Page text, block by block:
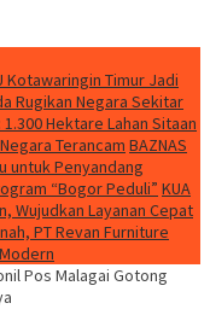
Kotawaringin Timur Jadi
Rugikan Negara Sekitar
Hektare Lahan Sitaan
Terancam BAZNAS
untuk Penyandang
“Bogor Peduli” KUA
Wujudkan Layanan Cepat
PT Revan Furniture
Pos Malagai Gotong